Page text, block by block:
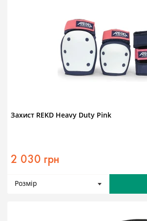
Захист REKD Heavy Duty Pink
2 030 грн
Розмір